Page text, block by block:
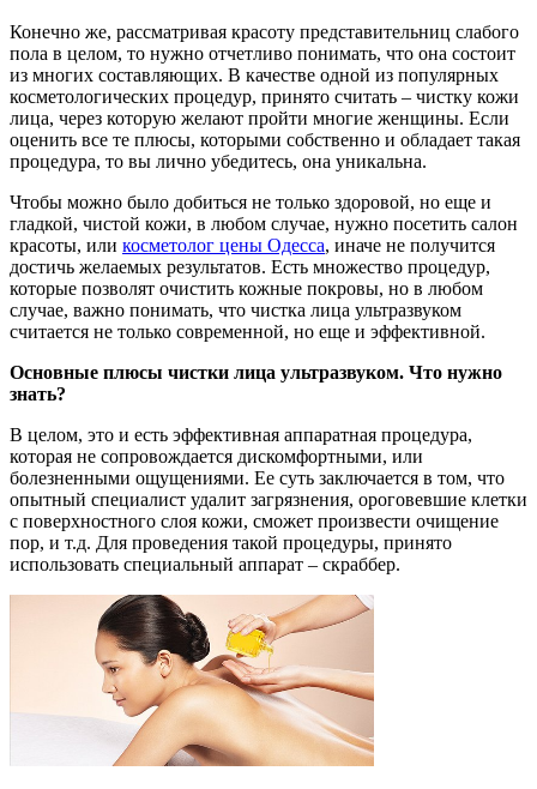
Конечно же, рассматривая красоту представительниц слабого
пола в целом, то нужно отчетливо понимать, что она состоит
из многих составляющих. В качестве одной из популярных
косметологических процедур, принято считать – чистку кожи
лица, через которую желают пройти многие женщины. Если
оценить все те плюсы, которыми собственно и обладает такая
процедура, то вы лично убедитесь, она уникальна.
Чтобы можно было добиться не только здоровой, но еще и
гладкой, чистой кожи, в любом случае, нужно посетить салон
красоты, или косметолог цены Одесса, иначе не получится
достичь желаемых результатов. Есть множество процедур,
которые позволят очистить кожные покровы, но в любом
случае, важно понимать, что чистка лица ультразвуком
считается не только современной, но еще и эффективной.
Основные плюсы чистки лица ультразвуком. Что нужно
знать?
В целом, это и есть эффективная аппаратная процедура,
которая не сопровождается дискомфортными, или
болезненными ощущениями. Ее суть заключается в том, что
опытный специалист удалит загрязнения, ороговевшие клетки
с поверхностного слоя кожи, сможет произвести очищение
пор, и т.д. Для проведения такой процедуры, принято
использовать специальный аппарат – скраббер.